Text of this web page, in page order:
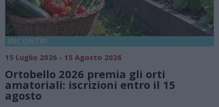
18 Luglio 2026 - 15 Agosto 2026
Vivi l’estate a Villa Fogazzaro Roi. Tra
natura e atmosfere senza tempo sul
Lago di Lugano
Valsolda